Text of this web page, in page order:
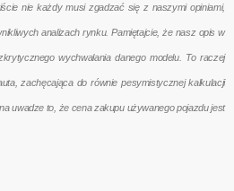
nie każdy musi zgadzać się z naszymi opiniami,
analizach rynku. Pamiętajcie, że nasz opis w
wychwalania danego modelu. To raczej
zachęcająca do równie pesymistycznej kalkulacji
uwadze to, że cena zakupu używanego pojazdu jest